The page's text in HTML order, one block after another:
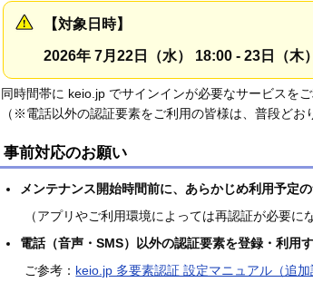
【対象日時】
2026年 7月22日（水） 18:00 - 23日（木
同時間帯に keio.jp でサインインが必要なサービスを
（※電話以外の認証要素をご利用の皆様は、普段どお
事前対応のお願い
メンテナンス開始時間前に、あらかじめ利用予定
（アプリやご利用環境によっては再認証が必要
電話（音声・SMS）以外の認証要素を登録・利用す
ご参考： keio.jp 多要素認証 設定マニュアル（追加